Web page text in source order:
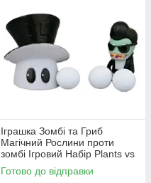
Іграшка Зомбі та Гриб
Магічний Рослини проти
зомбі Ігровий Набір Plants vs
Zombies (00179)
Готово до відправки